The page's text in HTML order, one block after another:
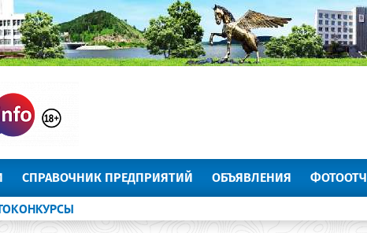
СПРАВОЧНИК ПРЕДПРИЯТИЙ ОБЪЯВЛЕНИЯ